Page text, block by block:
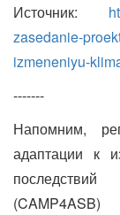
Источник:
zasedanie-
izmeneniyu-
-------
Напомним,
адаптации к